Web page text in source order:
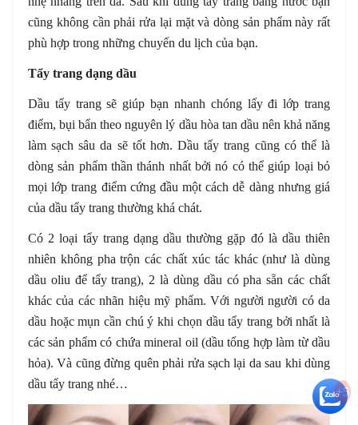
cũng không cần phải rửa lại mặt và dòng sản phẩm này rất
phù hợp trong những chuyến du lịch của bạn.
Tẩy trang dạng dầu
Dầu tẩy trang sẽ giúp bạn nhanh chóng lấy đi lớp trang
điểm, bụi bẩn theo nguyên lý dầu hòa tan dầu nên khả năng
làm sạch sâu da sẽ tốt hơn. Dầu tẩy trang cũng có thể là
dòng sản phẩm thần thánh nhất bởi nó có thể giúp loại bỏ
mọi lớp trang điểm cứng đầu một cách dễ dàng nhưng giá
của dầu tẩy trang thường khá chát.
Có 2 loại tẩy trang dạng dầu thường gặp đó là dầu thiên
nhiên không pha trộn các chất xúc tác khác (như là dùng
dầu oliu để tẩy trang), 2 là dùng dầu có pha sẵn các chất
khác của các nhãn hiệu mỹ phẩm. Với người người có da
dầu hoặc mụn cần chú ý khi chọn dầu tẩy trang bởi nhất là
các sản phẩm có chứa mineral oil (dầu tổng hợp làm từ dầu
hỏa). Và cũng đừng quên phải rửa sạch lại da sau khi dùng
dầu tẩy trang nhé…
+5